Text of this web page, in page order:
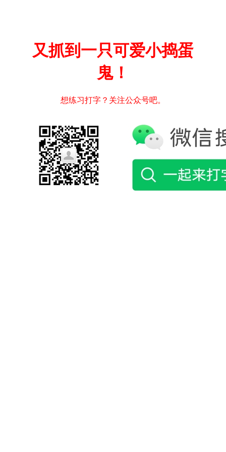
又抓到一只可爱小捣蛋
鬼！
想练习打字？关注公众号吧。